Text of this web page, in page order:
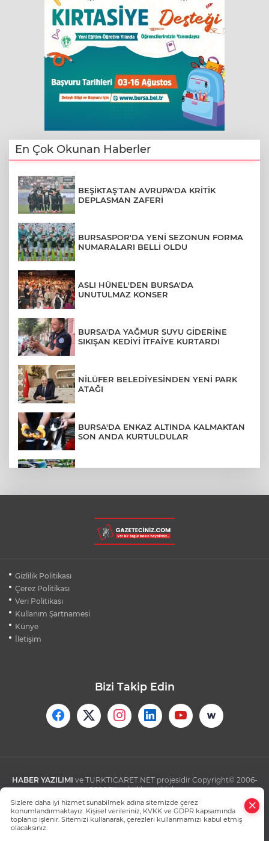
En Çok Okunan Haberler
BEŞİKTAŞ'TAN AVRUPA'DA KRİTİK
DEPLASMAN ZAFERİ
BURSASPOR'DA YENİ SEZONUN FORMA
NUMARALARI BELLİ OLDU
ASLI HÜNEL'DEN BURSA'DA
UNUTULMAZ KONSER
BURSA'DA YAĞMUR SUYU GİDERİNE
SIKIŞAN KEDİYİ İTFAİYE KURTARDI
NİLÜFER BELEDİYESİNDEN YENİ PARK
ATAĞI
BURSA'DA ENKAZ ALTINDA KALMAKTAN
SON ANDA KURTULDULAR
BURSA'DA DEPO YANGINI BİNAYA
SIÇRAMADAN SÖNDÜRÜLDÜ
SİLİVRİ'DE YANGIN: MAHSUR KALANLAR
Gizlilik Politikası
Çerez Politikası
Veri Politikası
Kullanım Şartnamesi
Künye
İletişim
Bizi Takip Edin
HABER YAZILIMI ve TURKTICARET.NET projesidir Copyright© 2006-
2026 Tüm hakları saklıdır.
Sizlere daha iyi hizmet sunabilmek adına sitemizde çerez
konumlandırmaktayız. Kişisel verileriniz, KVKK ve GDPR kapsamında
toplanıp işlenir. Sitemizi kullanarak, çerezleri kullanmamızı kabul etmiş
olacaksınız.